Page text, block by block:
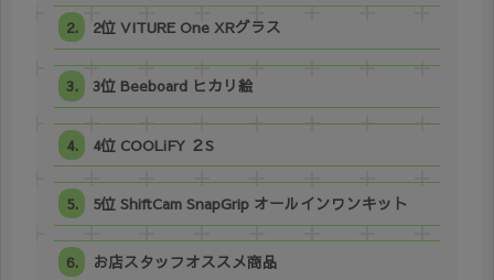
2位 VITURE One XRグラス
3位 Beeboard ヒカリ絵
4位 COOLiFY ２S
5位 ShiftCam SnapGrip オールインワンキット
お店スタッフオススメ商品